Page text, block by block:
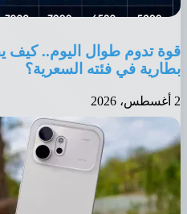
في فئته السعرية؟